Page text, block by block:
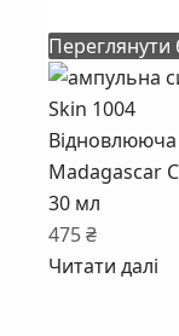
Відновлююча
Madagascar
30 мл
475₴
Читати далі